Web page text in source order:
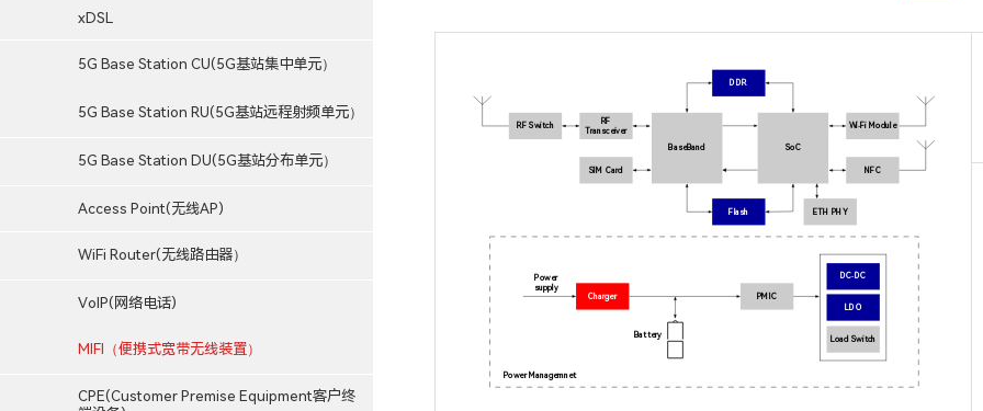
xDSL
5G Base Station CU(5G基站集中单元）
5G Base Station RU(5G基站远程射频单元）
5G Base Station DU(5G基站分布单元）
Access Point(无线AP)
WiFi Router(无线路由器）
VoIP(网络电话)
MIFI（便携式宽带无线装置）
CPE(Customer Premise Equipment客户终
BaseBand SoC
RF
Transceiver
SIM Card
RF Switch Wi-Fi Module
NFC
ETH PHY
Charger
Power
supply
Battery
PMIC
DC-DC
LDO
Load Switch
Power Managemnet
DDR
Flash